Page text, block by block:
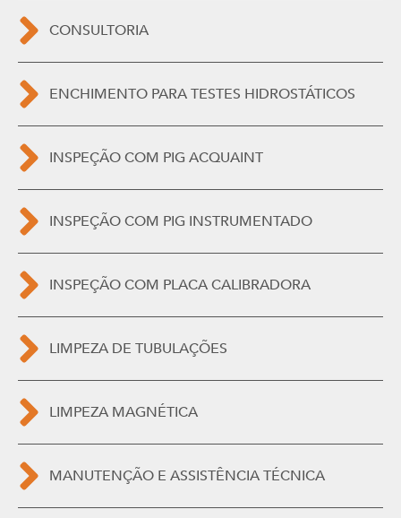
CONSULTORIA
ENCHIMENTO PARA TESTES HIDROSTÁTICOS
INSPEÇÃO COM PIG ACQUAINT
INSPEÇÃO COM PIG INSTRUMENTADO
INSPEÇÃO COM PLACA CALIBRADORA
LIMPEZA DE TUBULAÇÕES
LIMPEZA MAGNÉTICA
MANUTENÇÃO E ASSISTÊNCIA TÉCNICA